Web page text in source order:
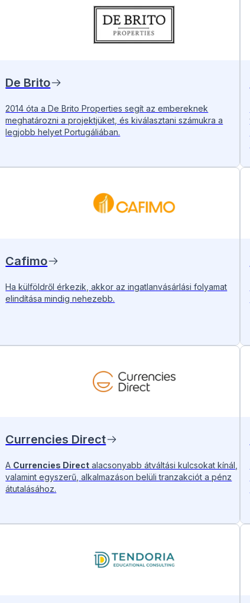
De Brito
2014 óta a De Brito Properties segít az embereknek
meghatározni a projektjüket, és kiválasztani számukra a
legjobb helyet Portugáliában.
Cafimo
Ha külföldről érkezik, akkor az ingatlanvásárlási folyamat
elindítása mindig nehezebb.
Currencies Direct
A Currencies Direct alacsonyabb átváltási kulcsokat kínál,
valamint egyszerű, alkalmazáson belüli tranzakciót a pénz
átutalásához.